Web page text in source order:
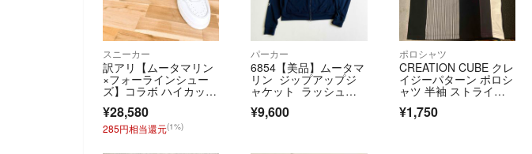
スニーカー
訳アリ【ムータマリン
×フォーラインシュー
ズ】コラボ ハイカッ
¥28,580
285円相当還元(1%)
パーカー
6854【美品】ムータマ
リン ジップアップジ
ャケット ラッシュガ
¥9,600
ポロシャツ
CREATION CUBE クレ
イジーパターン ポロシ
ャツ 半袖 ストライプ
ズ 匿名配送
¥1,750